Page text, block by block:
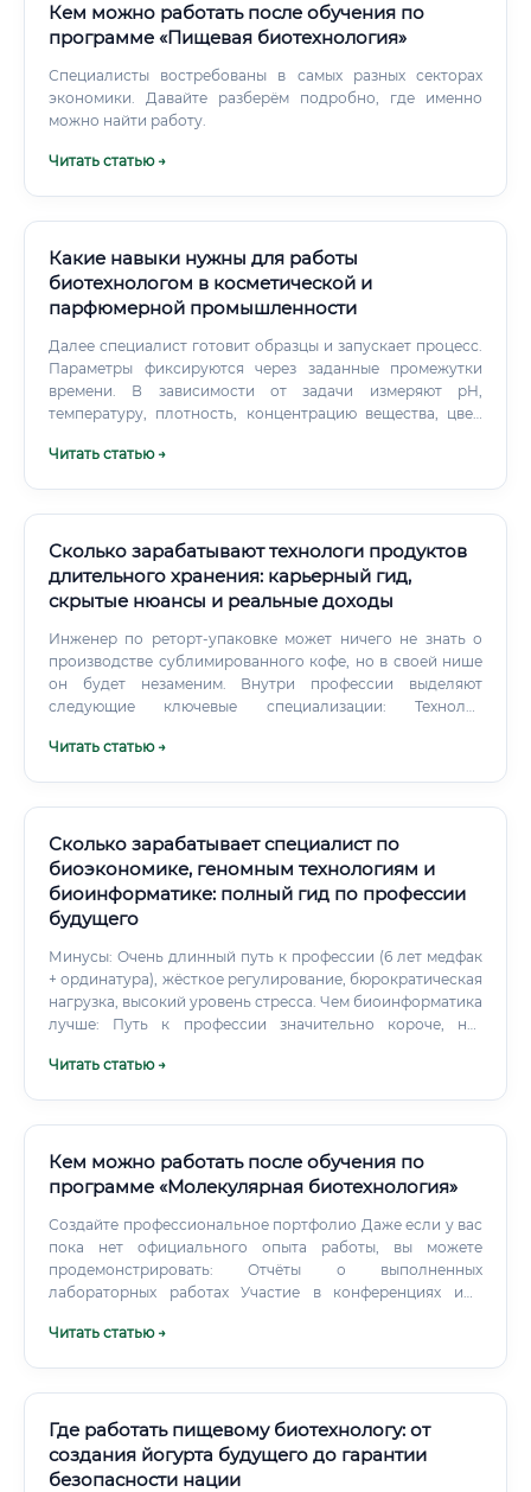
Кем можно работать после обучения по
программе «Пищевая биотехнология»
Специалисты востребованы в самых разных секторах
экономики. Давайте разберём подробно, где именно
можно найти работу.
Читать статью →
Какие навыки нужны для работы
биотехнологом в косметической и
парфюмерной промышленности
Далее специалист готовит образцы и запускает процесс.
Параметры фиксируются через заданные промежутки
времени. В зависимости от задачи измеряют pH,
температуру, плотность, концентрацию вещества, цвет,
Читать статью →
Сколько зарабатывают технологи продуктов
длительного хранения: карьерный гид,
скрытые нюансы и реальные доходы
Инженер по реторт-упаковке может ничего не знать о
производстве сублимированного кофе, но в своей нише
он будет незаменим. Внутри профессии выделяют
следующие ключевые специализации: Технолог
(жесть, стекло) и автоклавами высокого давления.
Читать статью →
Сколько зарабатывает специалист по
биоэкономике, геномным технологиям и
биоинформатике: полный гид по профессии
будущего
Минусы: Очень длинный путь к профессии (6 лет медфак
+ ординатура), жёсткое регулирование, бюрократическая
нагрузка, высокий уровень стресса. Чем биоинформатика
лучше: Путь к профессии значительно короче, нет
зарплата в коммерческом секторе, возможность работать
в клинических испытаниях.
Читать статью →
Кем можно работать после обучения по
программе «Молекулярная биотехнология»
Создайте профессиональное портфолио Даже если у вас
пока нет официального опыта работы, вы можете
продемонстрировать: Отчёты о выполненных
лабораторных работах Участие в конференциях или
(Coursera, edX — там есть курсы ведущих мировых
бойтесь стартовать с невысокой позиции.
Читать статью →
Где работать пищевому биотехнологу: от
создания йогурта будущего до гарантии
безопасности нации